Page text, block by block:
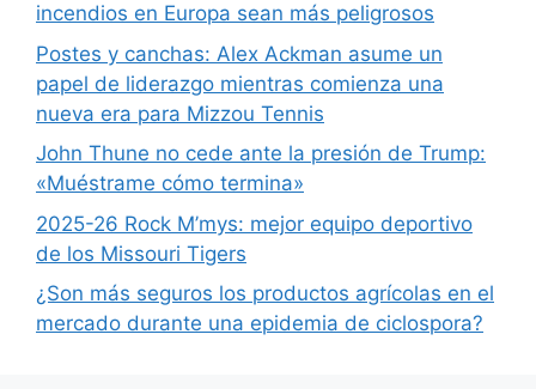
incendios en Europa sean más peligrosos
Postes y canchas: Alex Ackman asume un
papel de liderazgo mientras comienza una
nueva era para Mizzou Tennis
John Thune no cede ante la presión de Trump:
«Muéstrame cómo termina»
2025-26 Rock M’mys: mejor equipo deportivo
de los Missouri Tigers
¿Son más seguros los productos agrícolas en el
mercado durante una epidemia de ciclospora?